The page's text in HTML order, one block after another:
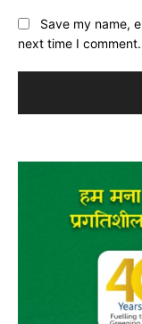
Save my name,
next time I comment.